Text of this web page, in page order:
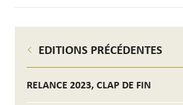
EDITIONS PRÉCÉDENTES
RELANCE 2023, CLAP DE FIN